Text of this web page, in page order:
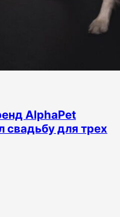
AlphaPet
свадьбу для трех